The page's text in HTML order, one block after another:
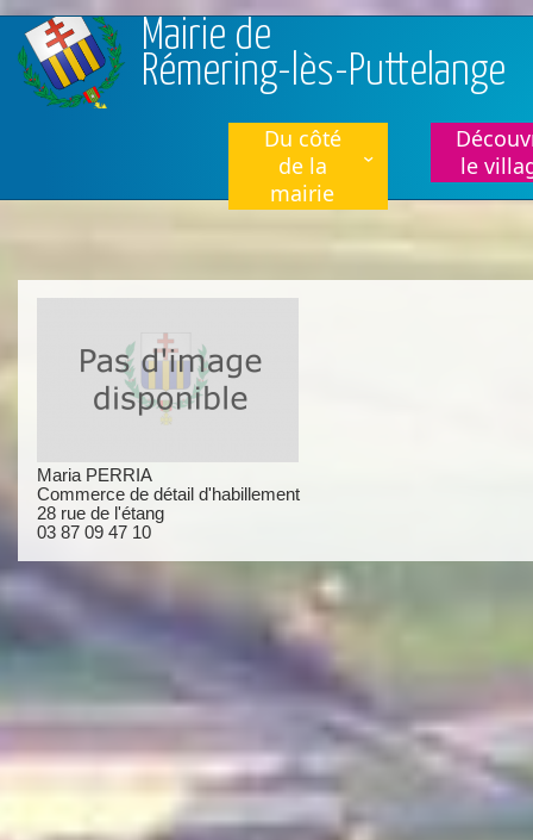
Aller au contenu principal
Mairie de
Rémering-lès-Puttelange
Du côté
de la
mairie
le
Maria PERRIA
Commerce de détail d'habillement
28 rue de l'étang
03 87 09 47 10